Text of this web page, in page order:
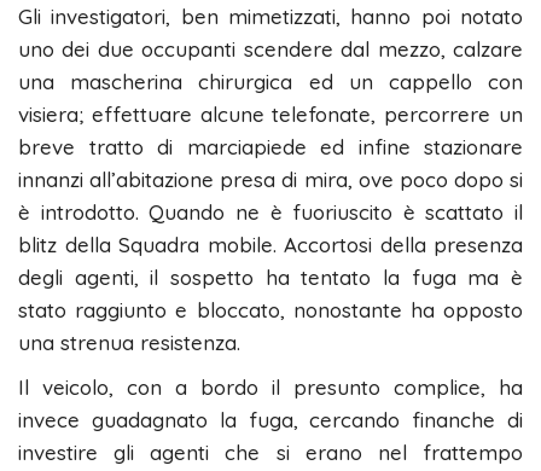
Gli investigatori, ben mimetizzati, hanno poi notato
uno dei due occupanti scendere dal mezzo, calzare
una mascherina chirurgica ed un cappello con
visiera; effettuare alcune telefonate, percorrere un
breve tratto di marciapiede ed infine stazionare
innanzi all’abitazione presa di mira, ove poco dopo si
è introdotto. Quando ne è fuoriuscito è scattato il
blitz della Squadra mobile. Accortosi della presenza
degli agenti, il sospetto ha tentato la fuga ma è
stato raggiunto e bloccato, nonostante ha opposto
una strenua resistenza.
Il veicolo, con a bordo il presunto complice, ha
invece guadagnato la fuga, cercando finanche di
investire gli agenti che si erano nel frattempo